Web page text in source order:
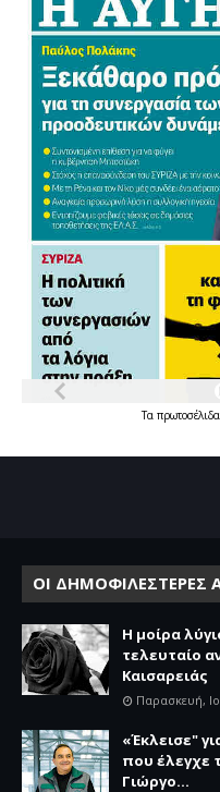
Τα
ΟΙ ΔΗΜΟΦΙΛΕΣΤΕΡΕΣ
Η μοίρα
τελευταίο
Καισαρειάς
Παρασκευή,
«Έκλεισε"
που έλεγχε
Γιώργο...